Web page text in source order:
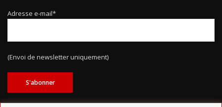
Adresse e-mail*
(Envoi de newsletter uniquement)